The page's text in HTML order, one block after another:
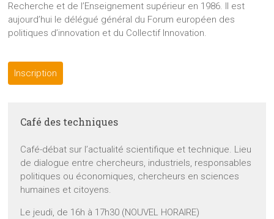
Recherche et de l’Enseignement supérieur en 1986. Il est
aujourd’hui le délégué général du Forum européen des
politiques d’innovation et du Collectif Innovation.
Inscription
Café des techniques
Café-débat sur l’actualité scientifique et technique. Lieu
de dialogue entre chercheurs, industriels, responsables
politiques ou économiques, chercheurs en sciences
humaines et citoyens.
Le jeudi, de 16h à 17h30 (NOUVEL HORAIRE)